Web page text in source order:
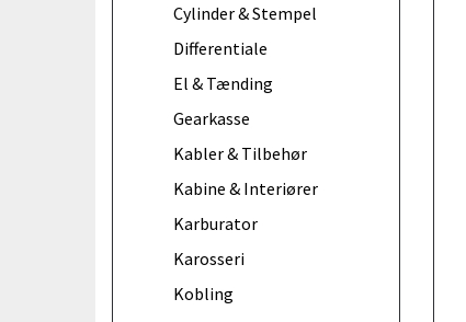
Cylinder & Stempel
Differentiale
El & Tænding
Gearkasse
Kabler & Tilbehør
Kabine & Interiører
Karburator
Karosseri
Kobling